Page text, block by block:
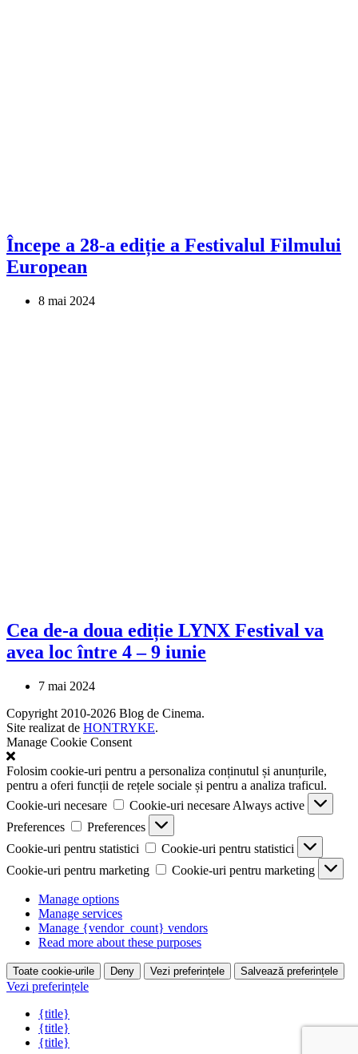
Începe a 28-a ediție a Festivalul Filmului
European
8 mai 2024
Cea de-a doua ediție LYNX Festival va
avea loc între 4 – 9 iunie
7 mai 2024
Copyright 2010-2026 Blog de Cinema.
Site realizat de HONTRYKE.
Manage Cookie Consent
Folosim cookie-uri pentru a personaliza conținutul și anunțurile,
pentru a oferi funcții de rețele sociale și pentru a analiza traficul.
Cookie-uri necesare
Cookie-uri necesare Always active
Preferences
Preferences
Cookie-uri pentru statistici
Cookie-uri pentru statistici
Cookie-uri pentru marketing
Cookie-uri pentru marketing
Manage options
Manage services
Manage {vendor_count} vendors
Read more about these purposes
Toate cookie-urile Deny Vezi preferințele Salvează preferințele
Vezi preferințele
{title}
{title}
{title}